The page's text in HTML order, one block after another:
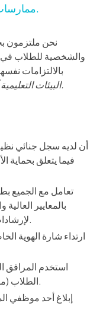
ممارسات حماية الطفل في جميع الأوقات.
نحن ملتزمون
والشخصية للطلاب في
بالالتزامات
البيئات التعليمية أو الفعاليات الطلابية في الحرم الجامعي.
فيما يتعلق بحماية
تعامل مع الجميع
بالمعايير
لإرشادات سلامة الأطفال في شرطة أسباير.
ارتداء شارة الهوية
استخدم
الطلاب (مثل المراحيض وغرف تغيير الملابس).
إبلاغ أحد موظفي